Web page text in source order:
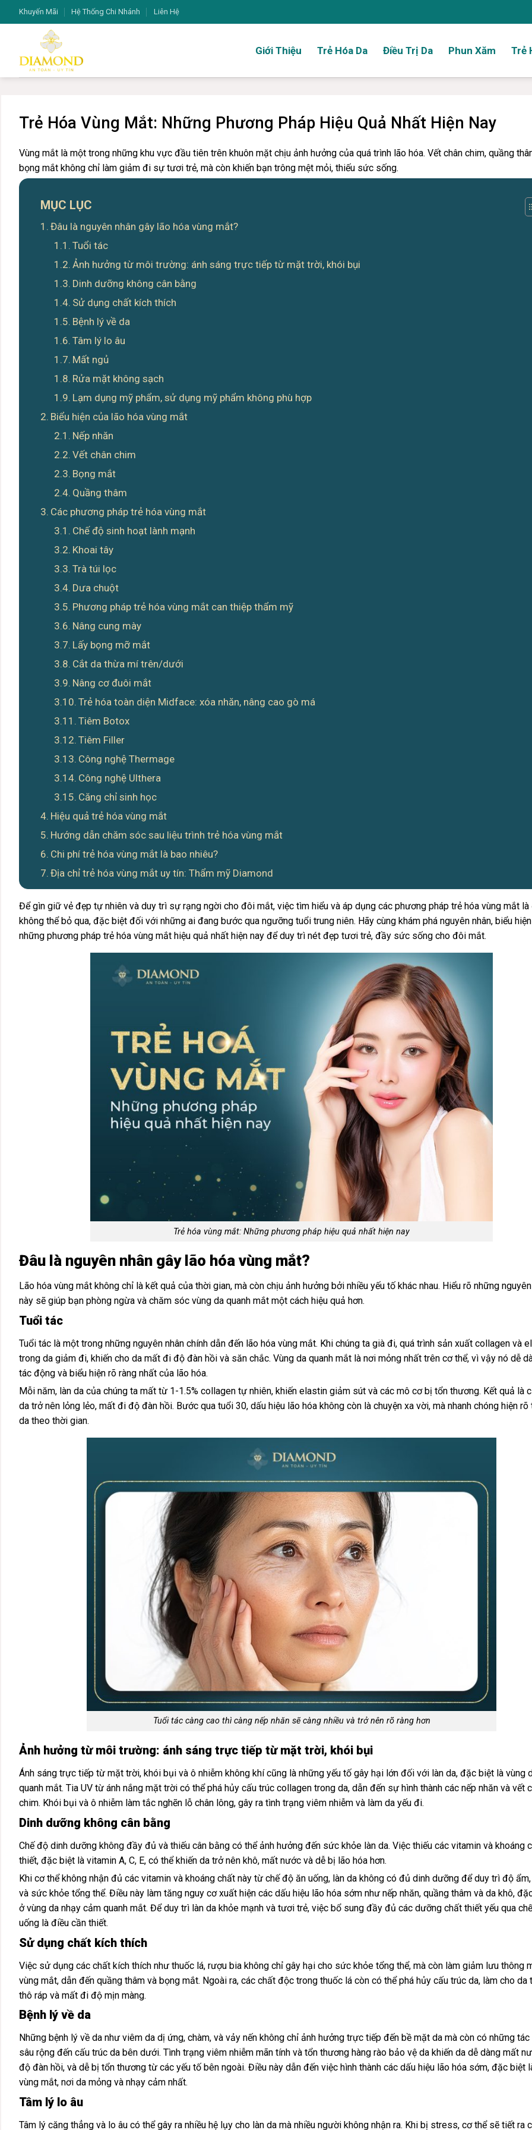
qua
Khuyến Mãi Hệ Thống Chi Nhánh Liên Hệ
Giới Thiệu Trẻ Hóa Da Điều Trị Da Phun Xăm Trẻ
Trẻ Hóa Vùng Mắt: Những Phương Pháp Hiệu Quả Nhất Hiện Nay
Vùng mắt là một trong những khu vực đầu tiên trên khuôn mặt chịu ảnh hưởng của quá trình lão hóa. Vết chân chim, quầng
bọng mắt không chỉ làm giảm đi sự tươi trẻ, mà còn khiến bạn trông mệt mỏi, thiếu sức sống.
MỤC LỤC
Đâu là nguyên nhân gây lão hóa vùng mắt?
Tuổi tác
Ảnh hưởng từ môi trường: ánh sáng trực tiếp từ mặt trời, khói bụi
Dinh dưỡng không cân bằng
Sử dụng chất kích thích
Bệnh lý về da
Tâm lý lo âu
Mất ngủ
Rửa mặt không sạch
Lạm dụng mỹ phẩm, sử dụng mỹ phẩm không phù hợp
Biểu hiện của lão hóa vùng mắt
Nếp nhăn
Vết chân chim
Bọng mắt
Quầng thâm
Các phương pháp trẻ hóa vùng mắt
Chế độ sinh hoạt lành mạnh
Khoai tây
Trà túi lọc
Dưa chuột
Phương pháp trẻ hóa vùng mắt can thiệp thẩm mỹ
Nâng cung mày
Lấy bọng mỡ mắt
Cắt da thừa mí trên/dưới
Nâng cơ đuôi mắt
Trẻ hóa toàn diện Midface: xóa nhăn, nâng cao gò má
Tiêm Botox
Tiêm Filler
Công nghệ Thermage
Công nghệ Ulthera
Căng chỉ sinh học
Hiệu quả trẻ hóa vùng mắt
Hướng dẫn chăm sóc sau liệu trình trẻ hóa vùng mắt
Chi phí trẻ hóa vùng mắt là bao nhiêu?
Địa chỉ trẻ hóa vùng mắt uy tín: Thẩm mỹ Diamond
Để gìn giữ vẻ đẹp tự nhiên và duy trì sự rạng ngời cho đôi mắt, việc tìm hiểu và áp dụng các phương pháp trẻ hóa vùng mắt là
không thể bỏ qua, đặc biệt đối với những ai đang bước qua ngưỡng tuổi trung niên. Hãy cùng khám phá nguyên nhân, biểu
những phương pháp trẻ hóa vùng mắt hiệu quả nhất hiện nay để duy trì nét đẹp tươi trẻ, đầy sức sống cho đôi mắt.
Trẻ hóa vùng mắt: Những phương pháp hiệu quả nhất hiện nay
Đâu là nguyên nhân gây lão hóa vùng mắt?
Lão hóa vùng mắt không chỉ là kết quả của thời gian, mà còn chịu ảnh hưởng bởi nhiều yếu tố khác nhau. Hiểu rõ những
này sẽ giúp bạn phòng ngừa và chăm sóc vùng da quanh mắt một cách hiệu quả hơn.
Tuổi tác
Tuổi tác là một trong những nguyên nhân chính dẫn đến lão hóa vùng mắt. Khi chúng ta già đi, quá trình sản xuất collagen và
trong da giảm đi, khiến cho da mất đi độ đàn hồi và săn chắc. Vùng da quanh mắt là nơi mỏng nhất trên cơ thể, vì vậy nó dễ
tác động và biểu hiện rõ ràng nhất của lão hóa.
Mỗi năm, làn da của chúng ta mất từ 1-1.5% collagen tự nhiên, khiến elastin giảm sút và các mô cơ bị tổn thương. Kết quả là
da trở nên lỏng lẻo, mất đi độ đàn hồi. Bước qua tuổi 30, dấu hiệu lão hóa không còn là chuyện xa vời, mà nhanh chóng hiện rõ
da theo thời gian.
Tuổi tác càng cao thì càng nếp nhăn sẽ càng nhiều và trở nên rõ ràng hơn
Ảnh hưởng từ môi trường: ánh sáng trực tiếp từ mặt trời, khói bụi
Ánh sáng trực tiếp từ mặt trời, khói bụi và ô nhiễm không khí cũng là những yếu tố gây hại lớn đối với làn da, đặc biệt là vùng
quanh mắt. Tia UV từ ánh nắng mặt trời có thể phá hủy cấu trúc collagen trong da, dẫn đến sự hình thành các nếp nhăn và vết
chim. Khói bụi và ô nhiễm làm tắc nghẽn lỗ chân lông, gây ra tình trạng viêm nhiễm và làm da yếu đi.
Dinh dưỡng không cân bằng
Chế độ dinh dưỡng không đầy đủ và thiếu cân bằng có thể ảnh hưởng đến sức khỏe làn da. Việc thiếu các vitamin và khoáng
thiết, đặc biệt là vitamin A, C, E, có thể khiến da trở nên khô, mất nước và dễ bị lão hóa hơn.
Khi cơ thể không nhận đủ các vitamin và khoáng chất này từ chế độ ăn uống, làn da không có đủ dinh dưỡng để duy trì độ
và sức khỏe tổng thể. Điều này làm tăng nguy cơ xuất hiện các dấu hiệu lão hóa sớm như nếp nhăn, quầng thâm và da khô,
ở vùng da nhạy cảm quanh mắt. Để duy trì làn da khỏe mạnh và tươi trẻ, việc bổ sung đầy đủ các dưỡng chất thiết yếu qua
uống là điều cần thiết.
Sử dụng chất kích thích
Việc sử dụng các chất kích thích như thuốc lá, rượu bia không chỉ gây hại cho sức khỏe tổng thể, mà còn làm giảm lưu thông
vùng mắt, dẫn đến quầng thâm và bọng mắt. Ngoài ra, các chất độc trong thuốc lá còn có thể phá hủy cấu trúc da, làm cho da
thô ráp và mất đi độ mịn màng.
Bệnh lý về da
Những bệnh lý về da như viêm da dị ứng, chàm, và vảy nến không chỉ ảnh hưởng trực tiếp đến bề mặt da mà còn có những
sâu rộng đến cấu trúc da bên dưới. Tình trạng viêm nhiễm mãn tính và tổn thương hàng rào bảo vệ da khiến da dễ dàng mất
độ đàn hồi, và dễ bị tổn thương từ các yếu tố bên ngoài. Điều này dẫn đến việc hình thành các dấu hiệu lão hóa sớm, đặc biệt
vùng mắt, nơi da mỏng và nhạy cảm nhất.
Tâm lý lo âu
Tâm lý căng thẳng và lo âu có thể gây ra nhiều hệ lụy cho làn da mà nhiều người không nhận ra. Khi bị stress, cơ thể sẽ tiết ra